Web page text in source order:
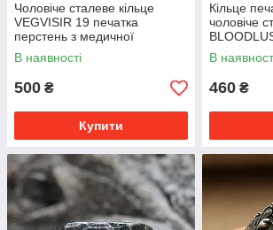
Чоловіче сталеве кільце
VEGVISIR 19 печатка
перстень з медичної
нержавіючої сталі 316L з
Компасом вікінгів
В наявності
500 ₴
Купити
Кільце
чоловіче
В
460 ₴